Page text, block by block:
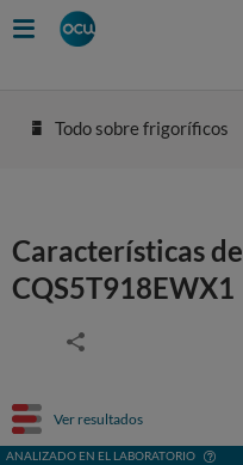
Todo sobre frigoríficos
Características
CQS5T918EWX1
Ver resultados
ANALIZADO EN EL LABORATORIO